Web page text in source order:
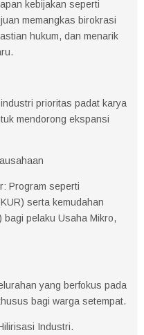
kebijakan seperti
memangkas birokrasi
hukum, dan menarik
prioritas padat karya
mendorong ekspansi
Program seperti
serta kemudahan
pelaku Usaha Mikro,
yang berfokus pada
bagi warga setempat.
Industri.